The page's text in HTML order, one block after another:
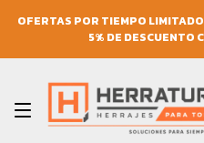
OFERTAS POR TIEMPO
5% DE DESCUENTO